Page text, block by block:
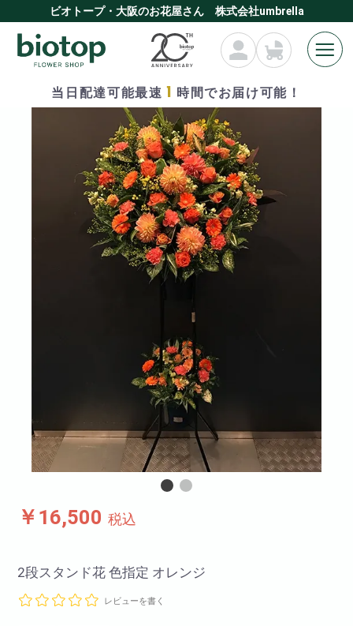
ビオトープ・大阪のお花屋さん 株式会社umbrella
当日配達可能最速 1 時間でお届け可能！
￥16,500 税込
2段スタンド花 色指定 オレンジ
レビューを書く